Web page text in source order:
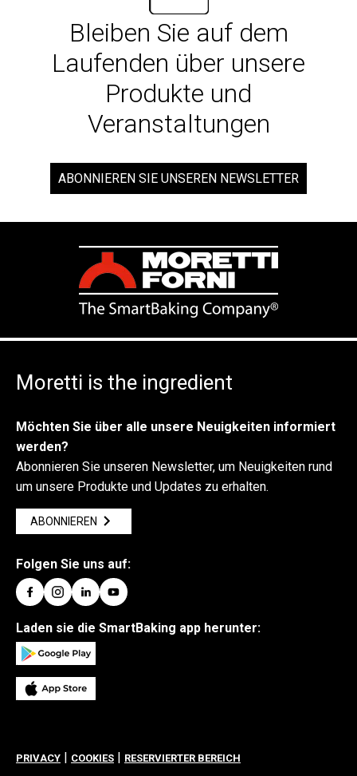
Bleiben Sie auf dem
Laufenden über unsere
Produkte und
Veranstaltungen
ABONNIEREN SIE UNSEREN NEWSLETTER
Moretti is the ingredient
Möchten Sie über alle unsere Neuigkeiten informiert
werden?
Abonnieren Sie unseren Newsletter, um Neuigkeiten rund
um unsere Produkte und Updates zu erhalten.
ABONNIEREN
Folgen Sie uns auf:
Laden sie die SmartBaking app herunter:
PRIVACY | COOKIES | RESERVIERTER BEREICH